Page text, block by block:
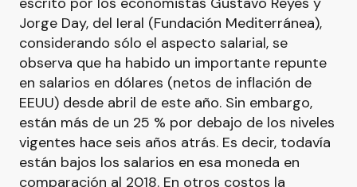
Jorge Day, del Ieral (Fundación Mediterránea),
considerando sólo el aspecto salarial, se
observa que ha habido un importante repunte
en salarios en dólares (netos de inflación de
EEUU) desde abril de este año. Sin embargo,
están más de un 25 % por debajo de los niveles
vigentes hace seis años atrás. Es decir, todavía
están bajos los salarios en esa moneda en
comparación al 2018. En otros costos la